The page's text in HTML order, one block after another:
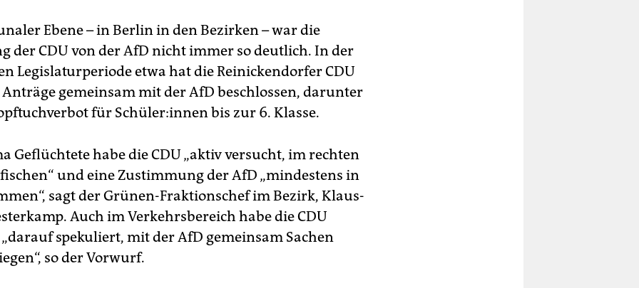
Ebene – in Berlin in den Bezirken – war die
der CDU von der AfD nicht immer so deutlich. In der
Legislaturperiode etwa hat die Reinickendorfer CDU
gemeinsam mit der AfD beschlossen, darunter
für Schü­le­r:in­nen bis zur 6. Klasse.
Geflüchtete habe die CDU „aktiv versucht, im rechten
und eine Zustimmung der AfD „mindestens in
sagt der Grünen-Fraktionschef im Bezirk, Klaus-
Auch im Verkehrsbereich habe die CDU
spekuliert, mit der AfD gemeinsam Sachen
so der Vorwurf.